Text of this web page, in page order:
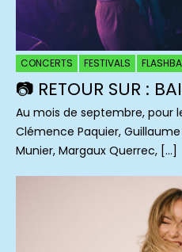
CONCERTS FESTIVALS
📷 RETOUR SUR :
Au mois de septembre, pour
Clémence Paquier,
Munier, Margaux Querrec, […]